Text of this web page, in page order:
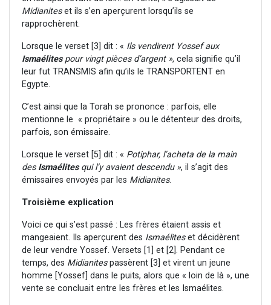
Midianiteset ils s’en aperçurent lorsqu’ils se
rapprochèrent.
Lorsque le verset [3] dit : « Ils vendirent Yossef aux
Ismaélitespour vingt pièces d’argent », cela signifie qu’il
leur fut TRANSMIS afin qu’ils le TRANSPORTENT en
Egypte.
C’est ainsi que la Torah se prononce : parfois, elle
mentionne le « propriétaire » ou le détenteur des droits,
parfois, son émissaire.
Lorsque le verset [5] dit : « Potiphar, l’acheta de la main
des Ismaélitesqui l’y avaient descendu », il s’agit des
émissaires envoyés par les Midianites.
Troisième explication
Voici ce qui s’est passé : Les frères étaient assis et
mangeaient. Ils aperçurent des Ismaéliteset décidèrent
de leur vendre Yossef. Versets [1] et [2]. Pendant ce
temps, des Midianitespassèrent [3] et virent un jeune
homme [Yossef] dans le puits, alors que « loin de là », une
vente se concluait entre les frères et les Ismaélites.